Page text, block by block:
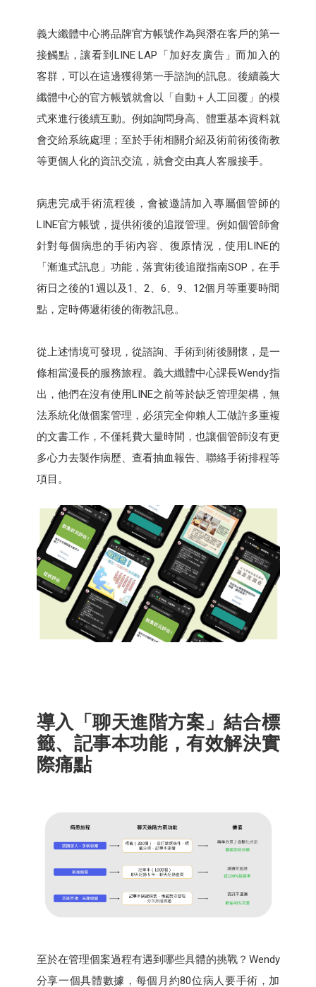
義大纖體中心將品牌官方帳號作為與潛在客戶的第一
接觸點，讓看到LINE LAP「加好友廣告」而加入的
客群，可以在這邊獲得第一手諮詢的訊息。後續義大
纖體中心的官方帳號就會以「自動＋人工回覆」的模
式來進行後續互動。例如詢問身高、體重基本資料就
會交給系統處理；至於手術相關介紹及術前術後衛教
等更個人化的資訊交流，就會交由真人客服接手。
病患完成手術流程後，會被邀請加入專屬個管師的
LINE官方帳號，提供術後的追蹤管理。例如個管師會
針對每個病患的手術內容、復原情況，使用LINE的
「漸進式訊息」功能，落實術後追蹤指南SOP，在手
術日之後的1週以及1、2、6、9、12個月等重要時間
點，定時傳遞術後的衛教訊息。
從上述情境可發現，從諮詢、手術到術後關懷，是一
條相當漫長的服務旅程。義大纖體中心課長Wendy指
出，他們在沒有使用LINE之前等於缺乏管理架構，無
法系統化做個案管理，必須完全仰賴人工做許多重複
的文書工作，不僅耗費大量時間，也讓個管師沒有更
多心力去製作病歷、查看抽血報告、聯絡手術排程等
項目。
導入「聊天進階方案」結合標
籤、記事本功能，有效解決實
際痛點
至於在管理個案過程有遇到哪些具體的挑戰？Wendy
分享一個具體數據，每個月約80位病人要手術，加